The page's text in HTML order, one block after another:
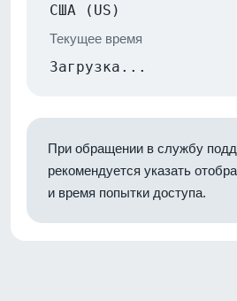
США (US)
Текущее время
Загрузка...
При обращении в службу
рекомендуется указать
и время попытки доступа.